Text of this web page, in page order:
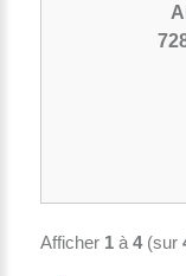
Afficher 1à 4(sur